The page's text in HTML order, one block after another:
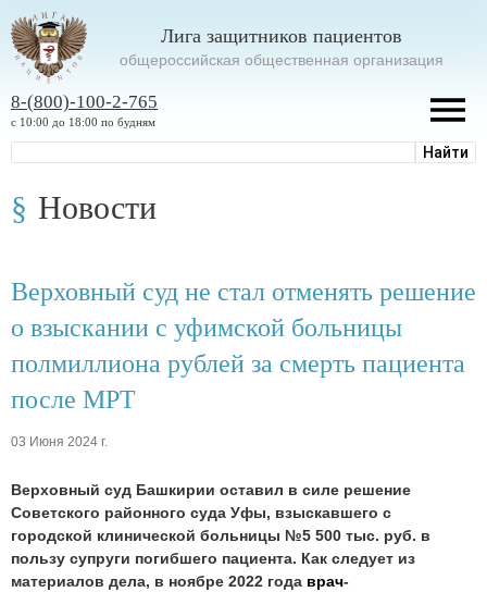
Лига защитников пациентов
oбщероссийская общественная организация
8-(800)-100-2-765
с 10:00 до 18:00 по будням
Новости
Верховный суд не стал отменять решение
о взыскании с уфимской больницы
полмиллиона рублей за смерть пациента
после МРТ
03 Июня 2024 г.
Верховный суд Башкирии оставил в силе решение
Советского районного суда Уфы, взыскавшего с
городской клинической больницы №5 500 тыс. руб. в
пользу супруги погибшего пациента. Как следует из
материалов дела, в ноябре 2022 года врач-